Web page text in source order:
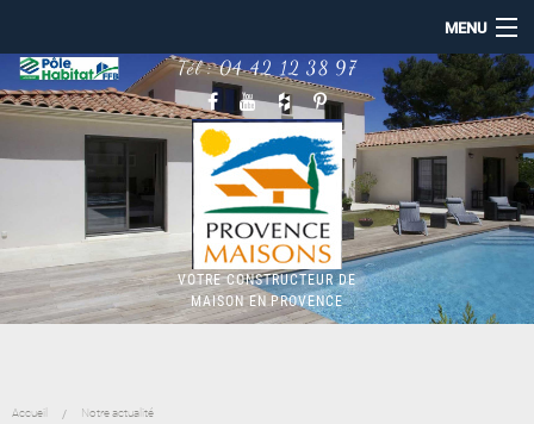
VOTRE CONSTRUCTEUR DE
MAISON EN PROVENCE
Tél :04 42 12 38 97
MENU
ACCUEIL
PROVENCE MAISONS
NOS RÉALISATIONS
CONSTRUCTION MAISON
MAISON BBC RE2020
NOTRE ACTUALITÉ
Accueil Notre actualité